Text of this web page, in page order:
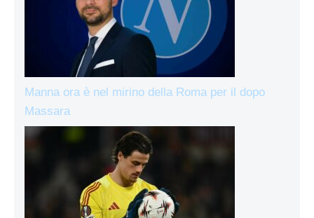
Manna ora è nel mirino della Roma per il dopo
Massara